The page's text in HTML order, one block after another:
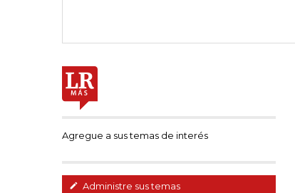
Agregue a sus temas de interés
Administre sus temas